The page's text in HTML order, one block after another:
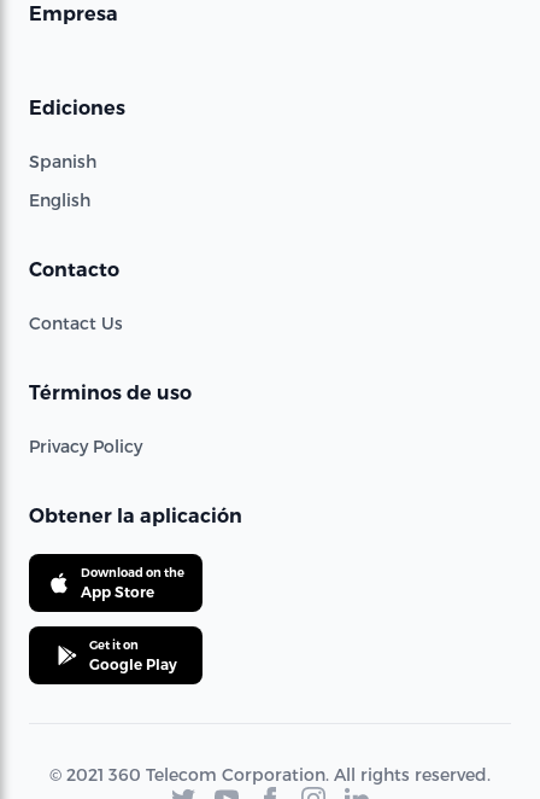
Empresa
Ediciones
Spanish
English
Contacto
Contact Us
Términos de uso
Privacy Policy
Obtener la aplicación
Download on the
App Store
Get it on
Google Play
© 2021 360 Telecom Corporation. All rights reserved.